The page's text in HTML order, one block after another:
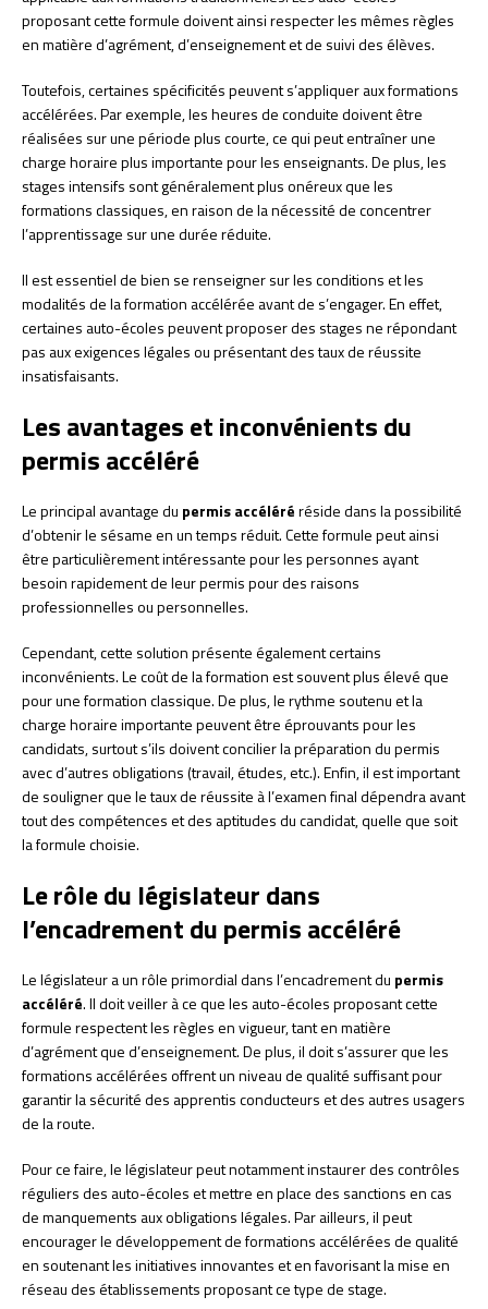
proposant cette formule doivent ainsi respecter les mêmes règles
en matière d’agrément, d’enseignement et de suivi des élèves.
Toutefois, certaines spécificités peuvent s’appliquer aux formations
accélérées. Par exemple, les heures de conduite doivent être
réalisées sur une période plus courte, ce qui peut entraîner une
charge horaire plus importante pour les enseignants. De plus, les
stages intensifs sont généralement plus onéreux que les
formations classiques, en raison de la nécessité de concentrer
l’apprentissage sur une durée réduite.
Il est essentiel de bien se renseigner sur les conditions et les
modalités de la formation accélérée avant de s’engager. En effet,
certaines auto-écoles peuvent proposer des stages ne répondant
pas aux exigences légales ou présentant des taux de réussite
insatisfaisants.
Les avantages et inconvénients du
permis accéléré
Le principal avantage du permis accéléréréside dans la possibilité
d’obtenir le sésame en un temps réduit. Cette formule peut ainsi
être particulièrement intéressante pour les personnes ayant
besoin rapidement de leur permis pour des raisons
professionnelles ou personnelles.
Cependant, cette solution présente également certains
inconvénients. Le coût de la formation est souvent plus élevé que
pour une formation classique. De plus, le rythme soutenu et la
charge horaire importante peuvent être éprouvants pour les
candidats, surtout s’ils doivent concilier la préparation du permis
avec d’autres obligations (travail, études, etc.). Enfin, il est important
de souligner que le taux de réussite à l’examen final dépendra avant
tout des compétences et des aptitudes du candidat, quelle que soit
la formule choisie.
Le rôle du législateur dans
l’encadrement du permis accéléré
Le législateur a un rôle primordial dans l’encadrement du permis
accéléré. Il doit veiller à ce que les auto-écoles proposant cette
formule respectent les règles en vigueur, tant en matière
d’agrément que d’enseignement. De plus, il doit s’assurer que les
formations accélérées offrent un niveau de qualité suffisant pour
garantir la sécurité des apprentis conducteurs et des autres usagers
de la route.
Pour ce faire, le législateur peut notamment instaurer des contrôles
réguliers des auto-écoles et mettre en place des sanctions en cas
de manquements aux obligations légales. Par ailleurs, il peut
encourager le développement de formations accélérées de qualité
en soutenant les initiatives innovantes et en favorisant la mise en
réseau des établissements proposant ce type de stage.